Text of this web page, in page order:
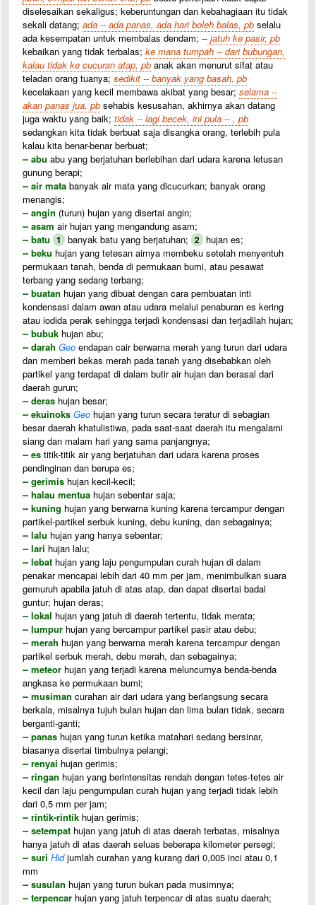
diselesaikan sekaligus; keberuntungan dan kebahagiaan itu tidak
sekali datang; ada -- ada panas, ada hari boleh balas, pb selalu
ada kesempatan untuk membalas dendam; -- jatuh ke pasir, pb
kebaikan yang tidak terbalas; ke mana tumpah -- dari bubungan,
kalau tidak ke cucuran atap, pb anak akan menurut sifat atau
teladan orang tuanya; sedikit -- banyak yang basah, pb
kecelakaan yang kecil membawa akibat yang besar; selama --
akan panas jua, pb sehabis kesusahan, akhirnya akan datang
juga waktu yang baik; tidak -- lagi becek, ini pula -- , pb
sedangkan kita tidak berbuat saja disangka orang, terlebih pula
kalau kita benar-benar berbuat;
-- abu abu yang berjatuhan berlebihan dari udara karena letusan
gunung berapi;
-- air mata banyak air mata yang dicucurkan; banyak orang
menangis;
-- angin (turun) hujan yang disertai angin;
-- asam air hujan yang mengandung asam;
-- batu 1 banyak batu yang berjatuhan; 2 hujan es;
-- beku hujan yang tetesan airnya membeku setelah menyentuh
permukaan tanah, benda di permukaan bumi, atau pesawat
terbang yang sedang terbang;
-- buatan hujan yang dibuat dengan cara pembuatan inti
kondensasi dalam awan atau udara melalui penaburan es kering
atau iodida perak sehingga terjadi kondensasi dan terjadilah hujan;
-- bubuk hujan abu;
-- darah Geo endapan cair berwarna merah yang turun dari udara
dan memberi bekas merah pada tanah yang disebabkan oleh
partikel yang terdapat di dalam butir air hujan dan berasal dari
daerah gurun;
-- deras hujan besar;
-- ekuinoks Geo hujan yang turun secara teratur di sebagian
besar daerah khatulistiwa, pada saat-saat daerah itu mengalami
siang dan malam hari yang sama panjangnya;
-- es titik-titik air yang berjatuhan dari udara karena proses
pendinginan dan berupa es;
-- gerimis hujan kecil-kecil;
-- halau mentua hujan sebentar saja;
-- kuning hujan yang berwarna kuning karena tercampur dengan
partikel-partikel serbuk kuning, debu kuning, dan sebagainya;
-- lalu hujan yang hanya sebentar;
-- lari hujan lalu;
-- lebat hujan yang laju pengumpulan curah hujan di dalam
penakar mencapai lebih dari 40 mm per jam, menimbulkan suara
gemuruh apabila jatuh di atas atap, dan dapat disertai badai
guntur; hujan deras;
-- lokal hujan yang jatuh di daerah tertentu, tidak merata;
-- lumpur hujan yang bercampur partikel pasir atau debu;
-- merah hujan yang berwarna merah karena tercampur dengan
partikel serbuk merah, debu merah, dan sebagainya;
-- meteor hujan yang terjadi karena meluncurnya benda-benda
angkasa ke permukaan bumi;
-- musiman curahan air dari udara yang berlangsung secara
berkala, misalnya tujuh bulan hujan dan lima bulan tidak, secara
berganti-ganti;
-- panas hujan yang turun ketika matahari sedang bersinar,
biasanya disertai timbulnya pelangi;
-- renyai hujan gerimis;
-- ringan hujan yang berintensitas rendah dengan tetes-tetes air
kecil dan laju pengumpulan curah hujan yang terjadi tidak lebih
dari 0,5 mm per jam;
-- rintik-rintik hujan gerimis;
-- setempat hujan yang jatuh di atas daerah terbatas, misalnya
hanya jatuh di atas daerah seluas beberapa kilometer persegi;
-- suri Hidjumlah curahan yang kurang dari 0,005 inci atau 0,1
mm
-- susulan hujan yang turun bukan pada musimnya;
-- terpencar hujan yang jatuh terpencar di atas suatu daerah;